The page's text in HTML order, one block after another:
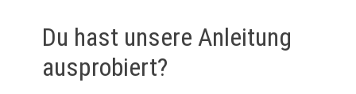
Du hast unsere Anleitung
ausprobiert?